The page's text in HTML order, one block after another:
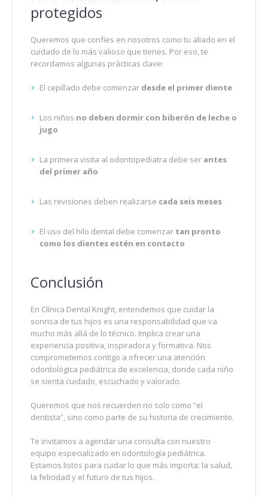
protegidos
Queremos que confíes en nosotros como tu aliado en el
cuidado de lo más valioso que tienes. Por eso, te
recordamos algunas prácticas clave:
El cepillado debe comenzar desde el primer diente
Los niños no deben dormir con biberón de leche o
jugo
La primera visita al odontopediatra debe ser antes
del primer año
Las revisiones deben realizarse cada seis meses
El uso del hilo dental debe comenzar tan pronto
como los dientes estén en contacto
Conclusión
En Clínica Dental Knight, entendemos que cuidar la
sonrisa de tus hijos es una responsabilidad que va
mucho más allá de lo técnico. Implica crear una
experiencia positiva, inspiradora y formativa. Nos
comprometemos contigo a ofrecer una atención
odontológica pediátrica de excelencia, donde cada niño
se sienta cuidado, escuchado y valorado.
Queremos que nos recuerden no solo como “el
dentista”, sino como parte de su historia de crecimiento.
Te invitamos a agendar una consulta con nuestro
equipo especializado en odontología pediátrica.
Estamos listos para cuidar lo que más importa: la salud,
la felicidad y el futuro de tus hijos.